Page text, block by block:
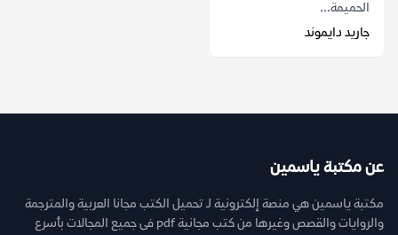
الحميمة...
جاريد دايموند
عن مكتبة ياسمين
مكتبة ياسمين هي منصة إلكترونية لـ تحميل الكتب مجانا العربية والمترجمة
والروايات والقصص وغيرها من كتب مجانية pdf فى جميع المجالات بأسرع